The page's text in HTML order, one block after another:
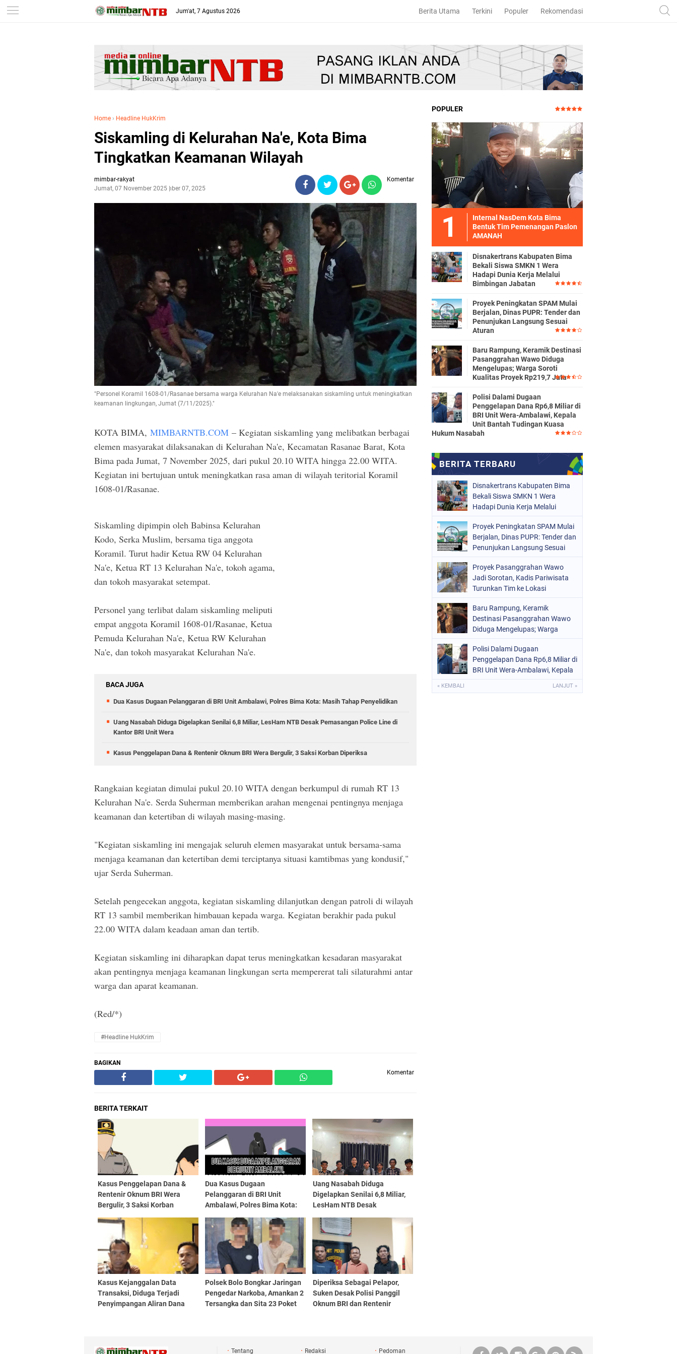
-->
Jum'at, 7 Agustus 2026 Berita Utama Terkini Populer Rekomendasi
Home › Headline HukKrim
Siskamling di Kelurahan Na'e, Kota Bima
Tingkatkan Keamanan Wilayah
mimbar-rakyat
Jumat, 07 November 2025November 07, 2025
Komentar
"Personel Koramil 1608-01/Rasanae bersama warga Kelurahan Na'e melaksanakan siskamling untuk meningkatkan
keamanan lingkungan, Jumat (7/11/2025)."
KOTA BIMA, MIMBARNTB.COM – Kegiatan siskamling yang melibatkan berbagai
elemen masyarakat dilaksanakan di Kelurahan Na'e, Kecamatan Rasanae Barat, Kota
Bima pada Jumat, 7 November 2025, dari pukul 20.10 WITA hingga 22.00 WITA.
Kegiatan ini bertujuan untuk meningkatkan rasa aman di wilayah teritorial Koramil
1608-01/Rasanae.
Siskamling dipimpin oleh Babinsa Kelurahan
Kodo, Serka Muslim, bersama tiga anggota
Koramil. Turut hadir Ketua RW 04 Kelurahan
Na'e, Ketua RT 13 Kelurahan Na'e, tokoh agama,
dan tokoh masyarakat setempat.
Personel yang terlibat dalam siskamling meliputi
empat anggota Koramil 1608-01/Rasanae, Ketua
Pemuda Kelurahan Na'e, Ketua RW Kelurahan
Na'e, dan tokoh masyarakat Kelurahan Na'e.
BACA JUGA
Dua Kasus Dugaan Pelanggaran di BRI Unit Ambalawi, Polres Bima Kota: Masih Tahap Penyelidikan
Uang Nasabah Diduga Digelapkan Senilai 6,8 Miliar, LesHam NTB Desak Pemasangan Police Line di
Kantor BRI Unit Wera
Kasus Penggelapan Dana & Rentenir Oknum BRI Wera Bergulir, 3 Saksi Korban Diperiksa
Rangkaian kegiatan dimulai pukul 20.10 WITA dengan berkumpul di rumah RT 13
Kelurahan Na'e. Serda Suherman memberikan arahan mengenai pentingnya menjaga
keamanan dan ketertiban di wilayah masing-masing.
"Kegiatan siskamling ini mengajak seluruh elemen masyarakat untuk bersama-sama
menjaga keamanan dan ketertiban demi terciptanya situasi kamtibmas yang kondusif,"
ujar Serda Suherman.
Setelah pengecekan anggota, kegiatan siskamling dilanjutkan dengan patroli di wilayah
RT 13 sambil memberikan himbauan kepada warga. Kegiatan berakhir pada pukul
22.00 WITA dalam keadaan aman dan tertib.
Kegiatan siskamling ini diharapkan dapat terus meningkatkan kesadaran masyarakat
akan pentingnya menjaga keamanan lingkungan serta mempererat tali silaturahmi antar
warga dan aparat keamanan.
(Red/*)
#Headline HukKrim
BAGIKAN
Komentar
BERITA TERKAIT
Kasus Penggelapan Dana &
Rentenir Oknum BRI Wera
Bergulir, 3 Saksi Korban
Dua Kasus Dugaan
Pelanggaran di BRI Unit
Ambalawi, Polres Bima Kota:
Uang Nasabah Diduga
Digelapkan Senilai 6,8 Miliar,
LesHam NTB Desak
Kantor BRI Unit Wera
Kasus Kejanggalan Data
Transaksi, Diduga Terjadi
Penyimpangan Aliran Dana
Polsek Bolo Bongkar Jaringan
Pengedar Narkoba, Amankan 2
Tersangka dan Sita 23 Poket
Diperiksa Sebagai Pelapor,
Suken Desak Polisi Panggil
Oknum BRI dan Rentenir
POPULER
Internal NasDem Kota Bima
Bentuk Tim Pemenangan Paslon
AMANAH
Disnakertrans Kabupaten Bima
Bekali Siswa SMKN 1 Wera
Hadapi Dunia Kerja Melalui
Bimbingan Jabatan
Proyek Peningkatan SPAM Mulai
Berjalan, Dinas PUPR: Tender dan
Penunjukan Langsung Sesuai
Aturan
Baru Rampung, Keramik Destinasi
Pasanggrahan Wawo Diduga
Mengelupas; Warga Soroti
Kualitas Proyek Rp219,7 Juta
Polisi Dalami Dugaan
Penggelapan Dana Rp6,8 Miliar di
BRI Unit Wera-Ambalawi, Kepala
Unit Bantah Tudingan Kuasa
Hukum Nasabah
Disnakertrans Kabupaten Bima
Bekali Siswa SMKN 1 Wera
Hadapi Dunia Kerja Melalui
Proyek Peningkatan SPAM Mulai
Berjalan, Dinas PUPR: Tender dan
Penunjukan Langsung Sesuai
Proyek Pasanggrahan Wawo
Jadi Sorotan, Kadis Pariwisata
Turunkan Tim ke Lokasi
Baru Rampung, Keramik
Destinasi Pasanggrahan Wawo
Diduga Mengelupas; Warga
Juta
Polisi Dalami Dugaan
Penggelapan Dana Rp6,8 Miliar di
BRI Unit Wera-Ambalawi, Kepala
« KEMBALI LANJUT »
Tentang Redaksi Pedoman